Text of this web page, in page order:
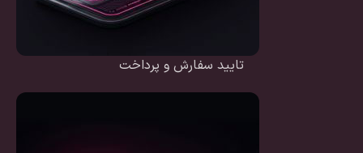
تایید سفارش و پرداخت